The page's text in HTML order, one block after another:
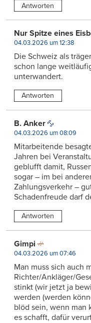
Antworten
Nur Spitze eines
04.03.2026 um 12:38
Die Schweiz als
schon lange
unterwandert.
Antworten
B. Anker
04.03.2026 um 08:09
Mitarbeitende
Jahren bei
geblufft damit,
sogar – im bei
Zahlungsverkehr –
Schadenfreude darf
Antworten
Gimpi
04.03.2026 um 07:46
Man muss sich auch
Richter/Ankläger/
stinkt (wir jetzt ja
werden (werden
blöd sein, wenn man
es schafft, dafür